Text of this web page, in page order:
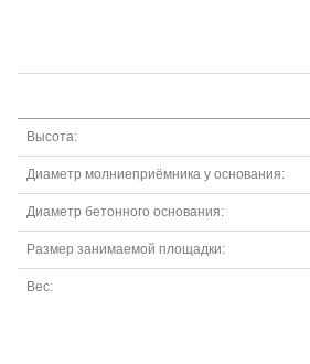
Высота:
Диаметр молниеприёмника у основания:
Диаметр бетонного основания:
Размер занимаемой площадки:
Вес: